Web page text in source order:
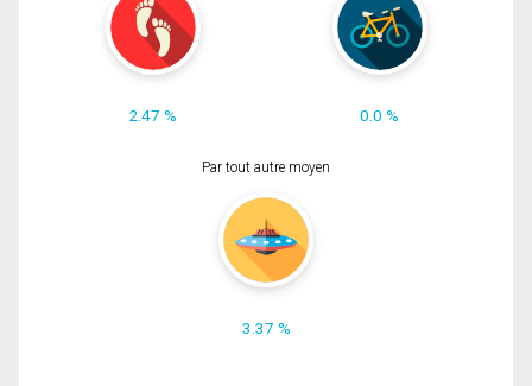
2.47 % 0.0 %
Par tout autre moyen
3.37 %